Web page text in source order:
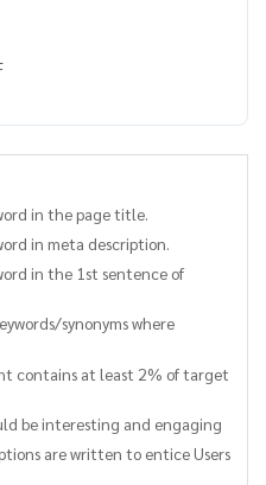
in the page title.
in meta description.
in the 1st sentence of
synonyms where
contains at least 2% of target
be interesting and engaging
are written to entice Users